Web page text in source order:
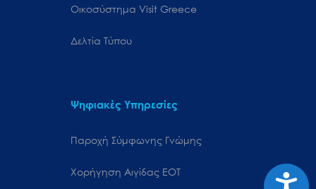
Oικοσύστημα Visit Greece
Δελτία Τύπου
Ψηφιακές Υπηρεσίες
Παροχή Σύμφωνης Γνώμης
Χορήγηση Αιγίδας ΕΟΤ